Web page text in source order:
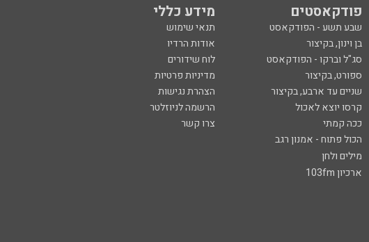
פודקאסטים מידע כללי
שבע תשע - הפודקאסט
תנאי שימוש
בן וינון, בקיצור
אודות הרדיו
סג"ל וברקו - הפודקאסט
לוח שידורים
ספורט, בקיצור
מדיניות פרטיות
שניים עד ארבע, בקיצור
הצהרת נגישות
קרסו יוצא לאכול
הרשמה לניוזלטר
ככה קמתי
צרו קשר
הכול פתוח - אמנון רגב
מילים ולחן
ארכיון 103fm